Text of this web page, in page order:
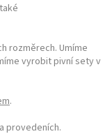
rozměrech. Umíme
vyrobit pivní sety v
.
provedeních.